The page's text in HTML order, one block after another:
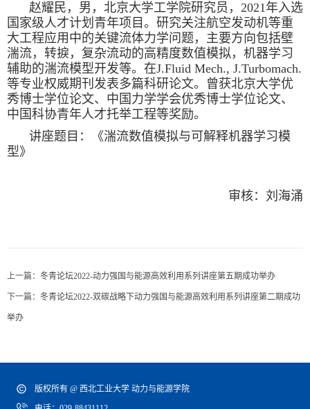
赵耀民，男，北京大学工学院研究员，2021年入选
国家级人才计划青年项目。研究关注航空发动机等重
大工程应用中的关键流体力学问题，主要方向包括壁
湍流，转捩，复杂流动的高精度数值模拟，机器学习
辅助的湍流模型开发等。在J.Fluid Mech., J.Turbomach.
等专业权威期刊发表多篇科研论文。曾获北京大学优
秀博士学位论文、中国力学学会优秀博士学位论文、
中国科协青年人才托举工程等奖励。
讲座题目：《湍流数值模拟与可解释机器学习模
型》
审核：刘海涌
上一篇： 冬青论坛2022-动力强国与能源高效利用系列讲座第五期成功举办
下一篇： 冬青论坛2022-双碳战略下动力强国与能源高效利用系列讲座第二期成功
举办
版权所有 @ 西北工业大学 动力与能源学院